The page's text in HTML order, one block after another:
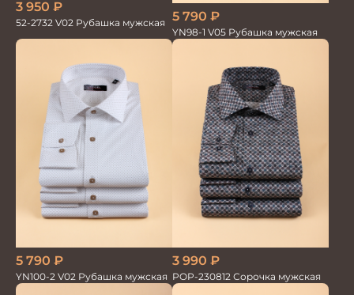
3 950 ₽
52-2732 V02 Рубашка мужская 5 790 ₽
YN98-1 V05 Рубашка мужская
5 790 ₽
YN100-2 V02 Рубашка мужская
3 990 ₽
POP-230812 Сорочка мужская